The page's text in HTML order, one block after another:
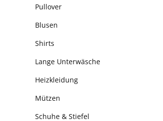
Pullover
Blusen
Shirts
Lange Unterwäsche
Heizkleidung
Mützen
Schuhe & Stiefel